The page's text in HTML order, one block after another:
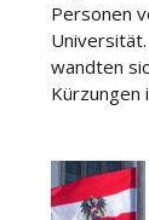
Personen
wandten
Kürzungen